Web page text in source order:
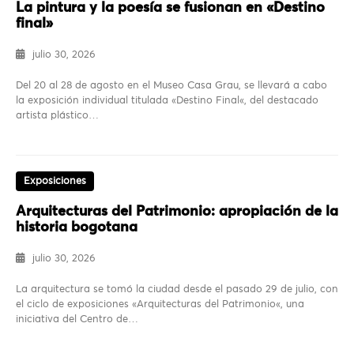
La pintura y la poesía se fusionan en «Destino
final»
julio 30, 2026
Del 20 al 28 de agosto en el Museo Casa Grau, se llevará a cabo
la exposición individual titulada «Destino Final«, del destacado
artista plástico…
Exposiciones
Arquitecturas del Patrimonio: apropiación de la
historia bogotana
julio 30, 2026
La arquitectura se tomó la ciudad desde el pasado 29 de julio, con
el ciclo de exposiciones «Arquitecturas del Patrimonio«, una
iniciativa del Centro de…